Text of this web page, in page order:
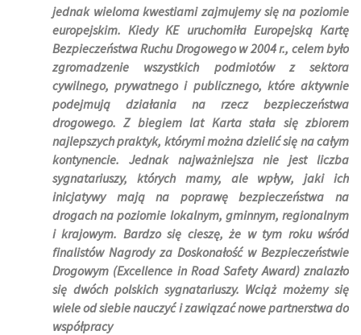
jednak wieloma kwestiami zajmujemy się na poziomie
europejskim. Kiedy KE uruchomiła Europejską Kartę
Bezpieczeństwa Ruchu Drogowego w 2004 r., celem było
zgromadzenie wszystkich podmiotów z sektora
cywilnego, prywatnego i publicznego, które aktywnie
podejmują działania na rzecz bezpieczeństwa
drogowego. Z biegiem lat Karta stała się zbiorem
najlepszych praktyk, którymi można dzielić się na całym
kontynencie. Jednak najważniejsza nie jest liczba
sygnatariuszy, których mamy, ale wpływ, jaki ich
inicjatywy mają na poprawę bezpieczeństwa na
drogach na poziomie lokalnym, gminnym, regionalnym
i krajowym. Bardzo się cieszę, że w tym roku wśród
finalistów Nagrody za Doskonałość w Bezpieczeństwie
Drogowym (Excellence in Road Safety Award) znalazło
się dwóch polskich sygnatariuszy. Wciąż możemy się
wiele od siebie nauczyć i zawiązać nowe partnerstwa do
współpracy